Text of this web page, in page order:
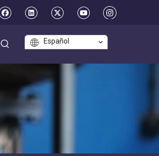
Español